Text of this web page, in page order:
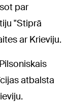
par
"Stiprā
ar Krieviju.
atbalsta